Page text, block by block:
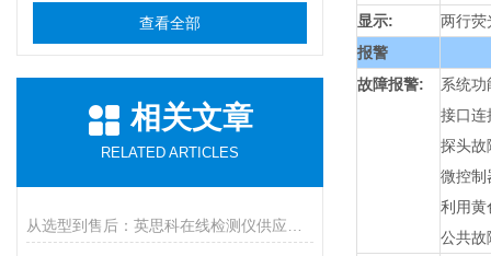
查看全部
相关文章
RELATED ARTICLES
显示:
两行荧
报警
故障报警:
系统功
接口连
探头故
微控制
利用黄
公共故